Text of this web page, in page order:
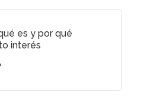
es y por qué
interés